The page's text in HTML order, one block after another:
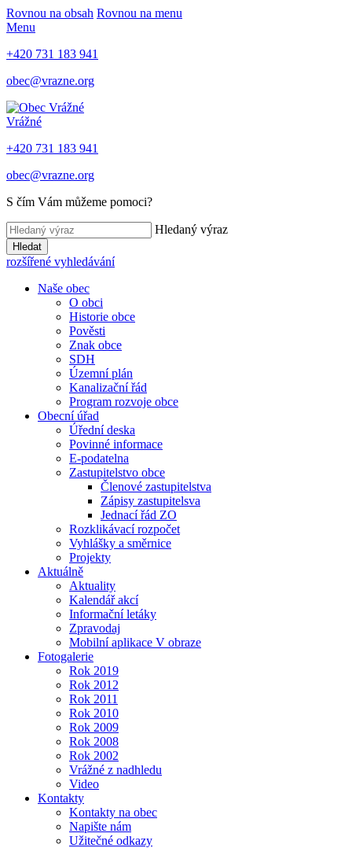
Rovnou na obsah Rovnou na menu
Menu
+420 731 183 941
obec@vrazne.org
Vrážné
+420 731 183 941
obec@vrazne.org
S čím Vám můžeme pomoci?
Hledaný výraz
Hledat
rozšířené vyhledávání
Naše obec
O obci
Historie obce
Pověsti
Znak obce
SDH
Územní plán
Kanalizační řád
Program rozvoje obce
Obecní úřad
Úřední deska
Povinné informace
E-podatelna
Zastupitelstvo obce
Členové zastupitelstva
Zápisy zastupitelsva
Jednací řád ZO
Rozklikávací rozpočet
Vyhlášky a směrnice
Projekty
Aktuálně
Aktuality
Kalendář akcí
Informační letáky
Zpravodaj
Mobilní aplikace V obraze
Fotogalerie
Rok 2019
Rok 2012
Rok 2011
Rok 2010
Rok 2009
Rok 2008
Rok 2002
Vrážné z nadhledu
Video
Kontakty
Kontakty na obec
Napište nám
Užitečné odkazy